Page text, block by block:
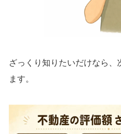
ざっくり知りたいだけなら、
ます。